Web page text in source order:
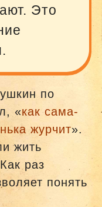
Это
по
«как сама-
журчит».
жить
раз
понять